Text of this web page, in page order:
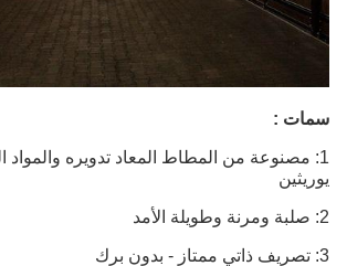
سمات :
1: مصنوعة من المطاط المعاد تدويره والمواد
يوريثين
2: صلبة ومرنة وطويلة الأمد
3: تصريف ذاتي ممتاز - بدون برك